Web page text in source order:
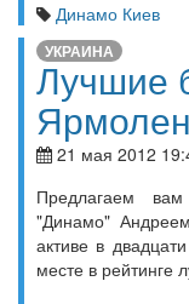
Динамо Киев
УКРАИНА
Лучшие
21 мая 2012
Предлагаем
"Динамо"
активе в
месте в рейтинге